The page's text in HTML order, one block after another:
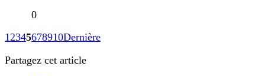
0
12345678910Dernière
Partagez cet article